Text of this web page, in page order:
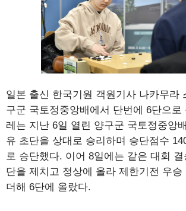
일본 출신 한국기원 객원기사 나카무라
구군 국토정중앙배에서 단번에 6단으로
레는 지난 6일 열린 양구군 국토정중앙
유 초단을 상대로 승리하며 승단점수
로 승단했다. 이어 8일에는 같은 대회
단을 제치고 정상에 올라 제한기전 우승
더해 6단에 올랐다.